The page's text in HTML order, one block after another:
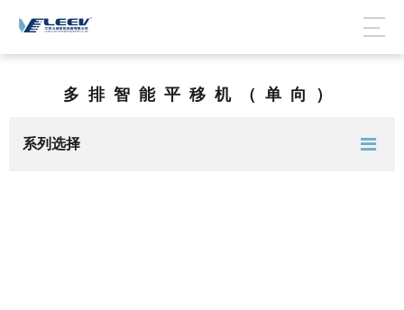
多排智能平移机（单向）
系列选择